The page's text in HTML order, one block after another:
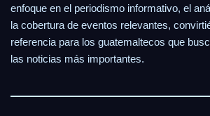
enfoque en el periodismo informativo, el
la cobertura de eventos relevantes,
referencia para los guatemaltecos que
las noticias más importantes.